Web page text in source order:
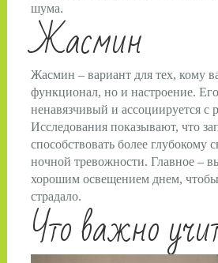
шума.
Жасмин
Жасмин – вариант для тех, кому
функционал, но и настроение.
ненавязчивый и ассоциируется с
Исследования показывают, что
способствовать более
ночной тревожности. Главное –
хорошим освещением днем, чтобы
страдало.
Что важно